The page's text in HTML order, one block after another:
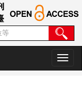
切
换